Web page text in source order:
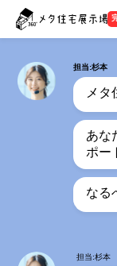
担当:杉本
メタ
あな
ポー
なる
担当:杉本